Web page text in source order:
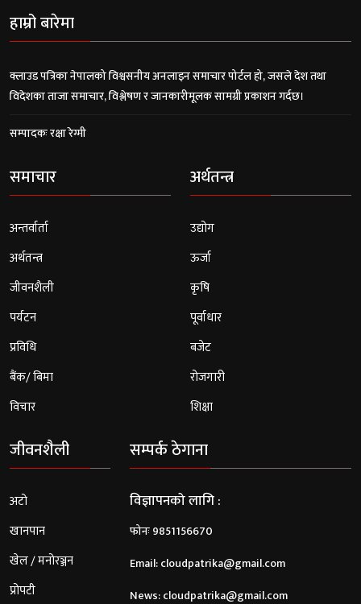
हाम्रो बारेमा
क्लाउड पत्रिका नेपालको विश्वसनीय अनलाइन समाचार पोर्टल हो, जसले देश तथा
विदेशका ताजा समाचार, विश्लेषण र जानकारीमूलक सामग्री प्रकाशन गर्दछ।
सम्पादकः रक्षा रेग्मी
समाचार
अन्तर्वार्ता
अर्थतन्त्र
जीवनशैली
पर्यटन
प्रविधि
बैंक/ बिमा
विचार
अर्थतन्त्र
उद्योग
ऊर्जा
कृषि
पूर्वाधार
बजेट
रोजगारी
शिक्षा
जीवनशैली
अटो
खानपान
खेल / मनोरञ्जन
प्रोपटी
सम्पर्क ठेगाना
विज्ञापनको लागि :
फोनः 9851156670
Email:cloudpatrika@gmail.com
News:cloudpatrika@gmail.com